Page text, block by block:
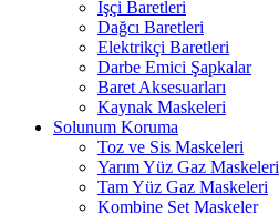
İşçi Baretleri
Dağcı Baretleri
Elektrikçi Baretleri
Darbe Emici Şapkalar
Baret Aksesuarları
Kaynak Maskeleri
Solunum Koruma
Toz ve Sis Maskeleri
Yarım Yüz Gaz Maskeleri
Tam Yüz Gaz Maskeleri
Kombine Set Maskeler